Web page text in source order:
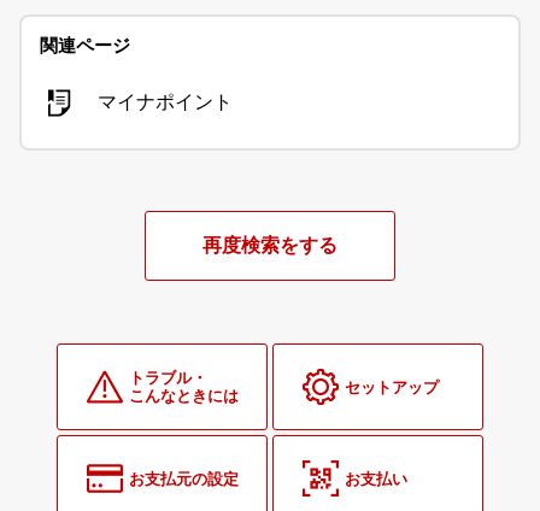
関連ページ
マイナポイント
再度検索をする
トラブル・
こんなときには
セットアップ
お支払元の設定 お支払い